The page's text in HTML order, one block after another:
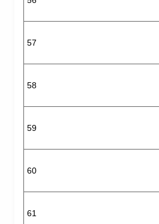
57
58
59
60
61